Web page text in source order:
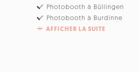
Photobooth à Büllingen
Photobooth à Burdinne
AFFICHER LA SUITE